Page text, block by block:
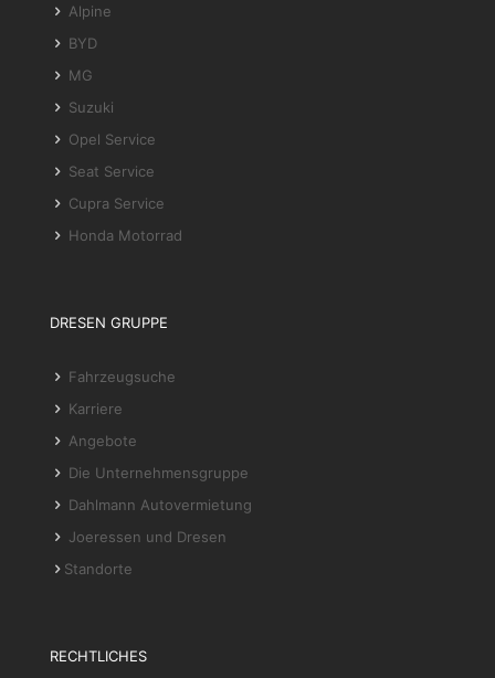
Alpine
BYD
MG
Suzuki
Opel Service
Seat Service
Cupra Service
Honda Motorrad
DRESEN GRUPPE
Fahrzeugsuche
Karriere
Angebote
Die Unternehmensgruppe
Dahlmann Autovermietung
Joeressen und Dresen
Standorte
RECHTLICHES